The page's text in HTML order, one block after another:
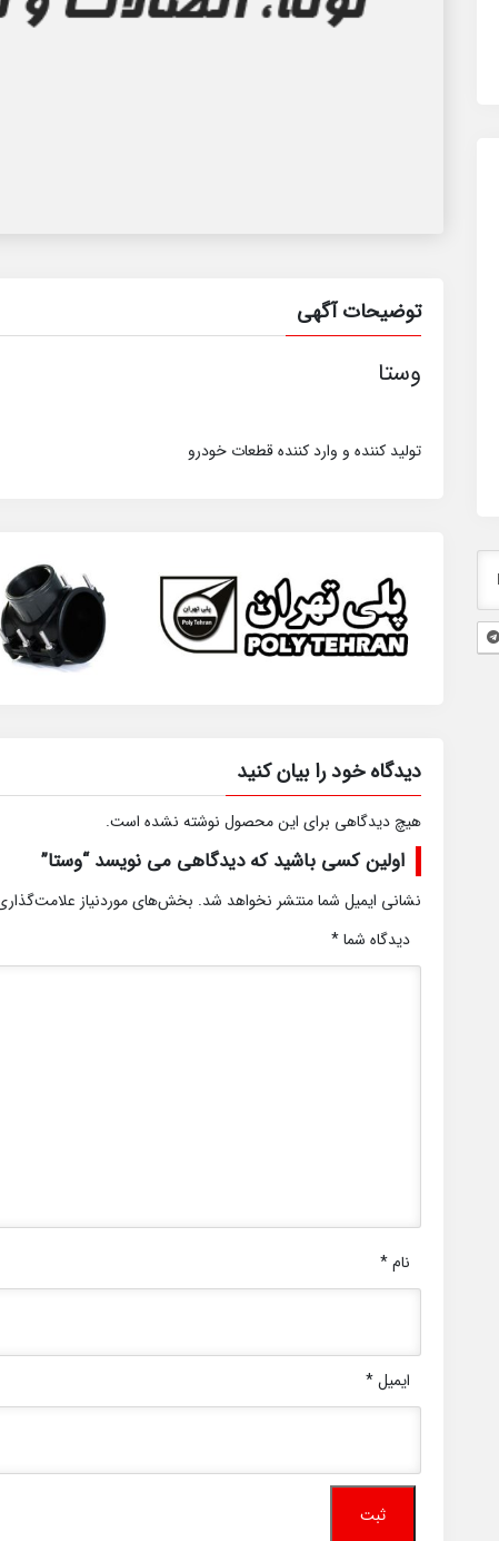
توضیحات آگهی
وستا
تولید کننده و وارد کننده قطعات خودرو
دیدگاه خود را بیان کنید
هیچ دیدگاهی برای این محصول نوشته نشده است.
اولین کسی باشید که دیدگاهی می نویسد “وستا”
نشانی ایمیل شما منتشر نخواهد شد. بخش‌های موردنیاز
دیدگاه شما*
نام*
ایمیل*